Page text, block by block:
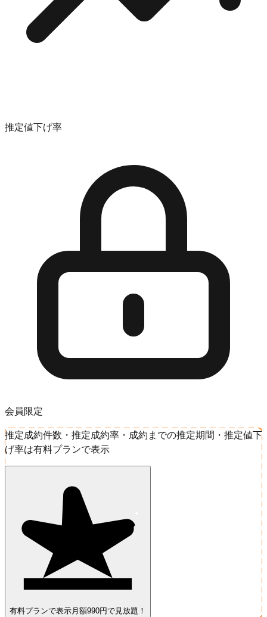
推定値下げ率
会員限定
推定成約件数・推定成約率・成約までの推定期間・推定値下
げ率は有料プランで表示
有料プランで表示 月額990円で見放題！